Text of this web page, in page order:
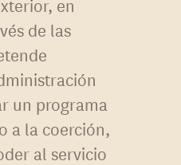
de las
un programa
a la coerción,
al servicio